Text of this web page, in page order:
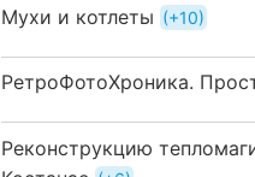
Мухи и котлеты +10
РетроФотоХроника.
Реконструкцию